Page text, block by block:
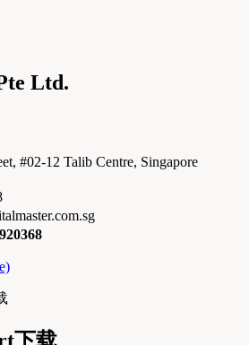
Ltd.
#02-12 Talib Centre, Singapore
下载